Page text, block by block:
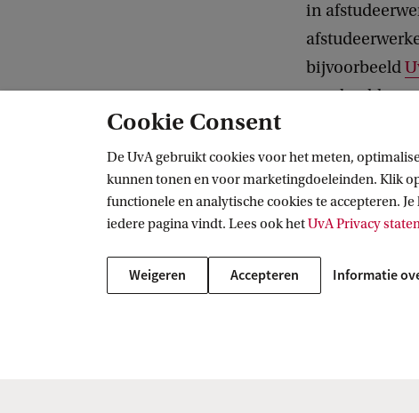
in
bijvoorbeeld
voorbeelden.
Studievaardigheden Samenvatten
Taalwinkel
Cookie Consent
De UvA gebruikt cookies voor het meten,
kunnen tonen en voor marketingdoeleinden. Klik
functionele en analytische cookies te accepteren.
iedere pagina vindt. Lees ook hetUvA Privacy
Weigeren Accepteren Informatie